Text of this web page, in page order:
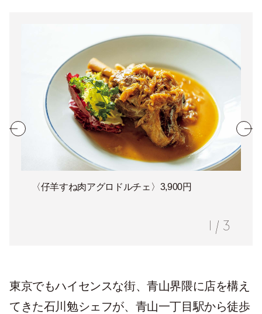
〈仔羊すね肉アグロドルチェ〉3,900円
/ 3
東京でもハイセンスな街、青山界隈に店を構え
てきた石川勉シェフが、青山一丁目駅から徒歩